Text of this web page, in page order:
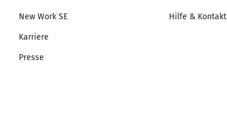
New Work SE
Karriere
Presse
Hilfe & Kontakt